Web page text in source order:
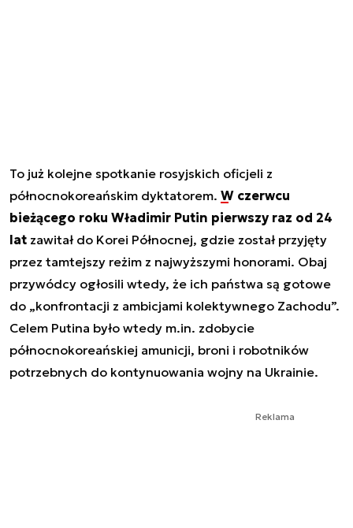
To już kolejne spotkanie rosyjskich oficjeli z
północnokoreańskim dyktatorem. W czerwcu
bieżącego roku Władimir Putin pierwszy raz od 24
lat zawitał do Korei Północnej, gdzie został przyjęty
przez tamtejszy reżim z najwyższymi honorami. Obaj
przywódcy ogłosili wtedy, że ich państwa są gotowe
do „konfrontacji z ambicjami kolektywnego Zachodu”.
Celem Putina było wtedy m.in. zdobycie
północnokoreańskiej amunicji, broni i robotników
potrzebnych do kontynuowania wojny na Ukrainie.
Reklama